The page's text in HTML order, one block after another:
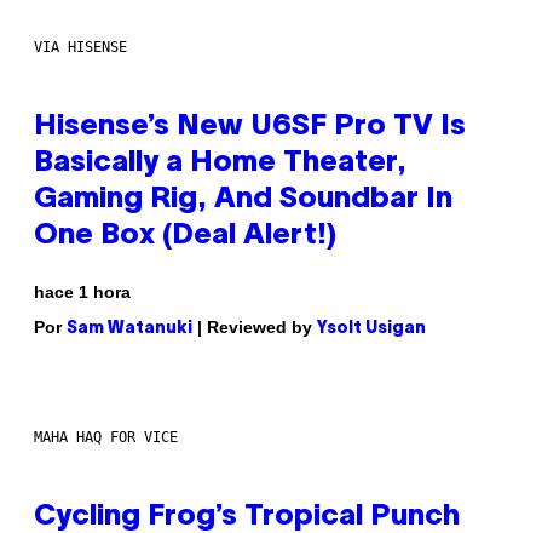
VIA HISENSE
Hisense’s New U6SF Pro TV Is
Basically a Home Theater,
Gaming Rig, And Soundbar In
One Box (Deal Alert!)
hace 1 hora
Por Sam Watanuki | Reviewed by Ysolt Usigan
MAHA HAQ FOR VICE
Cycling Frog’s Tropical Punch